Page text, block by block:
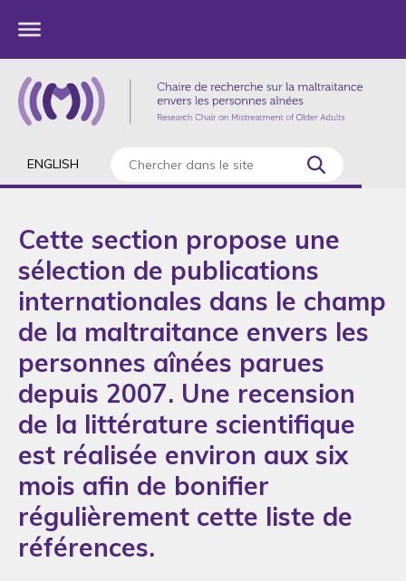
ENGLISH
Cette section propose une
sélection de publications
internationales dans le champ
de la maltraitance envers les
personnes aînées parues
depuis 2007. Une recension
de la littérature scientifique
est réalisée environ aux six
mois afin de bonifier
régulièrement cette liste de
références.